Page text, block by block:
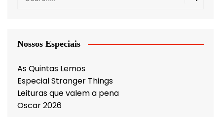
Nossos Especiais
As Quintas Lemos
Especial Stranger Things
Leituras que valem a pena
Oscar 2026